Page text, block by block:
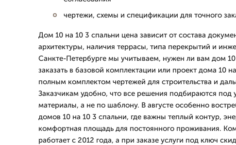
чертежи, схемы и спецификации для точного
Дом 10 на 10 3 спальни цена зависит от состава
архитектуры, наличия террасы, типа перекрытий и
Санкте-Петербурге мы учитываем, нужен ли вам дом 10
заказать в базовой комплектации или проект дома 10
полным комплектом чертежей для строительства и
Заказчикам удобно, что все решения подбираются под
материалы, а не по шаблону. В августе особенно
домов 10 на 10 3 спальни, где важны теплый контур,
комфортная площадь для постоянного проживания.
работает с 2012 года, а при заказе услуги под ключ